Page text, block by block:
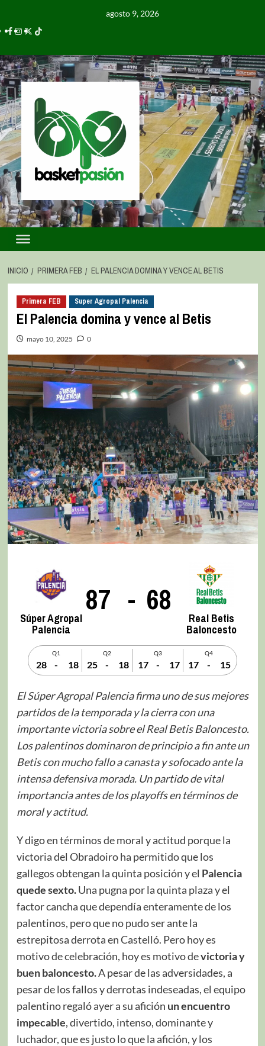
agosto 9, 2026
INICIO PRIMERA FEB EL PALENCIA DOMINA Y VENCE AL BETIS
Primera FEB Super Agropal Palencia
El Palencia domina y vence al Betis
mayo 10, 2025 0
Súper Agropal
Palencia
87 - 68
Real Betis
Baloncesto
Q1
28 - 18
Q2
25 - 18
Q3
17 - 17
Q4
17 - 15
El Súper Agropal Palencia firma uno de sus mejores
partidos de la temporada y la cierra con una
importante victoria sobre el Real Betis Baloncesto.
Los palentinos dominaron de principio a fin ante un
Betis con mucho fallo a canasta y sofocado ante la
intensa defensiva morada. Un partido de vital
importancia antes de los playoffs en términos de
moral y actitud.
Y digo en términos de moral y actitud porque la
victoria del Obradoiro ha permitido que los
gallegos obtengan la quinta posición y el Palencia
quede sexto.Una pugna por la quinta plaza y el
factor cancha que dependía enteramente de los
palentinos, pero que no pudo ser ante la
estrepitosa derrota en Castelló. Pero hoy es
motivo de celebración, hoy es motivo devictoria y
buen baloncesto.A pesar de las adversidades, a
pesar de los fallos y derrotas indeseadas, el equipo
palentino regaló ayer a su afición un encuentro
impecable, divertido, intenso, dominante y
luchador, que es justo lo que la afición, y los